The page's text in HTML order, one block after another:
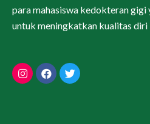
para mahasiswa kedokteran
untuk meningkatkan kualitas diri